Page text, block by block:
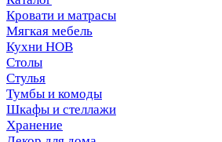
Кровати и матрасы
Мягкая мебель
Кухни НОВ
Столы
Стулья
Тумбы и комоды
Шкафы и стеллажи
Хранение